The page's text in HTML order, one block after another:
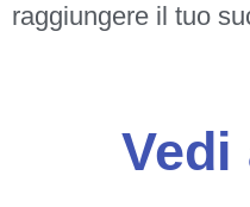
raggiungere il tuo
Vedi